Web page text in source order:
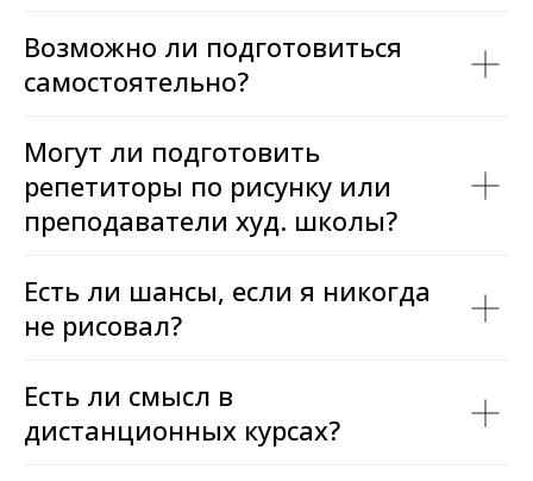
Возможно ли подготовиться
самостоятельно?
Могут ли подготовить
репетиторы по рисунку или
преподаватели худ. школы?
Есть ли шансы, если я никогда
не рисовал?
Есть ли смысл в
дистанционных курсах?